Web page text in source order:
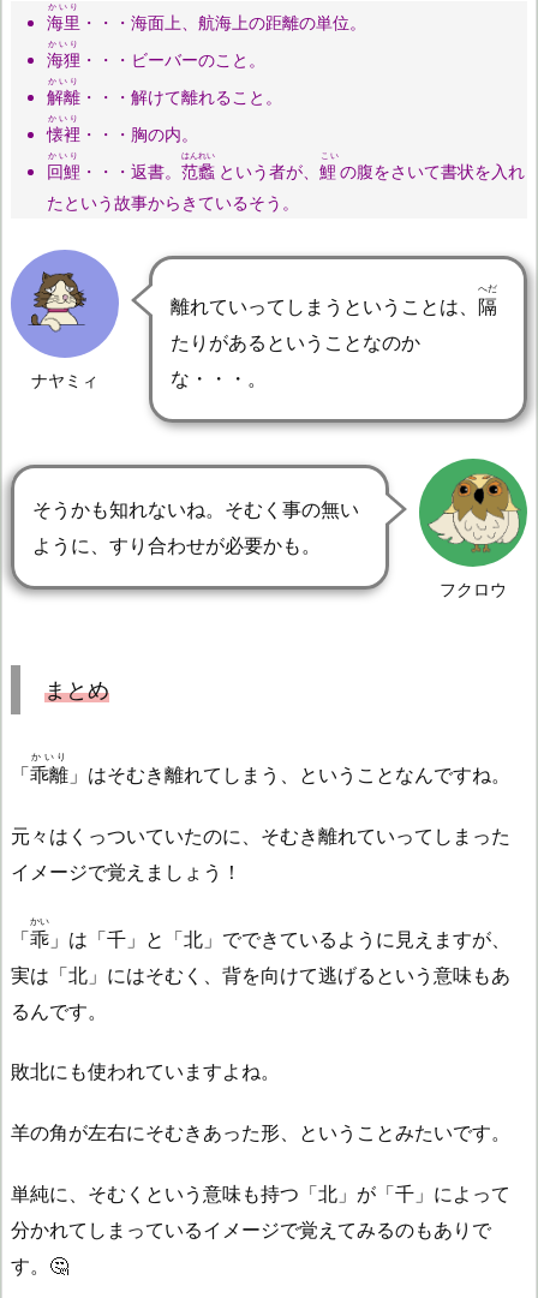
海里
かいり
・・・海面上、航海上の距離の単位。
海狸
かいり
・・・ビーバーのこと。
解離
かいり
・・・解けて離れること。
懐裡
かいり
・・・胸の内。
回鯉
かいり
・・・返書。 范蠡
はんれい
という者が、 鯉
こい
の腹をさいて書状を入れ
たという故事からきているそう。
ナヤミィ
離れていってしまうということは、 隔
へだ
たりがあるということなのか
な・・・。
フクロウ
そうかも知れないね。そむく事の無い
ように、すり合わせが必要かも。
まとめ
「乖離
かいり
」はそむき離れてしまう、ということなんですね。
元々はくっついていたのに、そむき離れていってしまった
イメージで覚えましょう！
「乖
かい
」は「千」と「北」でできているように見えますが、
実は「北」にはそむく、背を向けて逃げるという意味もあ
るんです。
敗北にも使われていますよね。
羊の角が左右にそむきあった形、ということみたいです。
単純に、そむくという意味も持つ「北」が「千」によって
分かれてしまっているイメージで覚えてみるのもありで
す。🤔